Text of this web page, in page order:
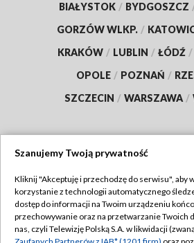
BIAŁYSTOK / BYDGOSZCZ
GORZÓW WLKP. /
KRAKÓW / LUBLIN / ŁÓDŹ /
OPOLE / POZNAŃ /
SZCZECIN / WARSZAWA /
TVP
Abonament TVP
Emisja w TVP
Regulamin
Szanujemy Twoją prywatność
Kliknij "Akceptuję i przechodzę do serwisu", aby
korzystanie z technologii automatycznego
dostęp do informacji na Twoim urządzeniu
przechowywanie oraz na przetwarzanie Twoich
nas, czyli Telewizję Polską S.A. w likwidacji